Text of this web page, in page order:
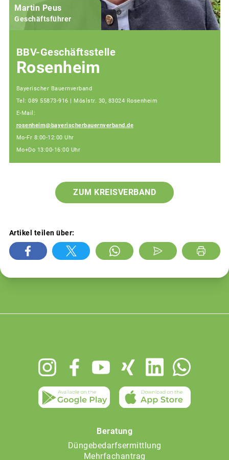
Martin Peus
Geschäftsführer
BBV-Geschäftsstelle
Rosenheim
Bayerischer Bauernverband
Tel: 089 55873-916 | Möslstr. 30, 83024 Rosenheim
E-Mail:
rosenheim@bayerischerbauernverband.de
Mo-Fr 8:00-12:00 Uhr
Mo+Do 13:00-16:00 Uhr
ZUM KREISVERBAND
Artikel teilen über:
Beratung
Düngebedarfsermittlung
Mehrfachantrag